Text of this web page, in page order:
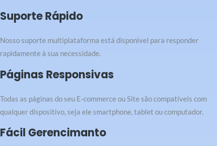
Suporte Rápido
Nosso suporte multiplataforma está disponível para responder
rapidamente à sua necessidade.
Páginas Responsivas
Todas as páginas do seu E-commerce ou Site são compatíveis com
qualquer dispositivo, seja ele smartphone, tablet ou computador.
Fácil Gerencimanto